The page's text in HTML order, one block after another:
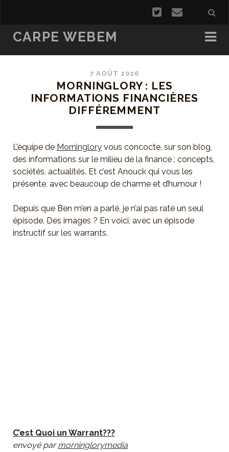
CARPE WEBEM
7 AOÛT 2026
MORNINGLORY : LES
INFORMATIONS FINANCIÈRES
DIFFÉREMMENT
L’équipe de Morningloryvous concocte, sur son blog,
des informations sur le milieu de la finance : concepts,
sociétés, actualités. Et c’est Anouck qui vous les
présente, avec beaucoup de charme et d’humour !
Depuis que Ben m’en a parlé, je n’ai pas raté un seul
épisode. Des images ? En voici, avec un épisode
instructif sur les warrants.
C’est Quoi un Warrant???
envoyé parmorninglorymedia